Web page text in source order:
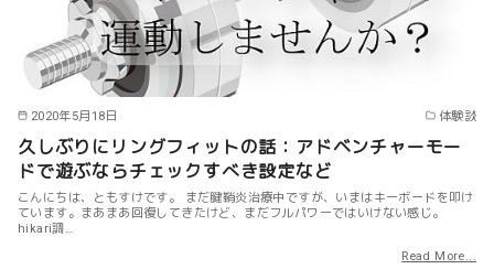
2020年5月18日 体験談
久しぶりにリングフィットの話：アドベンチャーモー
ドで遊ぶならチェックすべき設定など
こんにちは、ともすけです。 まだ腱鞘炎治療中ですが、いまはキーボードを叩け
ています。まあまあ回復してきたけど、まだフルパワーではいけない感じ。
hikari調…
Read More...